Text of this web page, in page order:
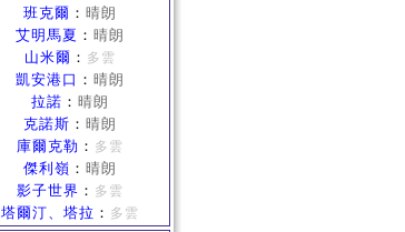
班克爾 ： 晴朗
艾明馬夏 ： 晴朗
山米爾 ： 多雲
凱安港口 ： 晴朗
拉諾 ： 晴朗
克諾斯 ： 晴朗
庫爾克勒 ： 多雲
傑利嶺 ： 晴朗
影子世界 ： 多雲
塔爾汀、塔拉 ： 多雲